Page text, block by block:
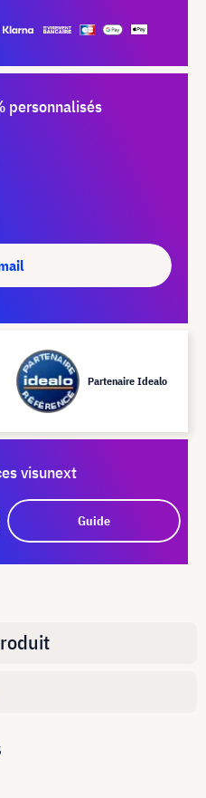
personnalisés
Partenaire Idealo
visunext
Guide